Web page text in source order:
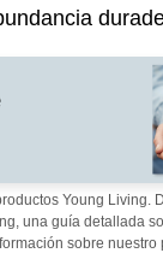
Young Living.
una guía detallada
sobre nuestro